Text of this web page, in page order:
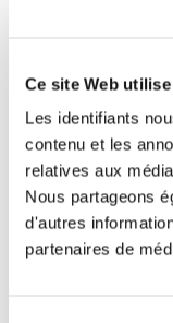
Ce site Web
Les identifiants
contenu et les
relatives aux
Nous partageons
d'autres
partenaires de
Click on a number
Effacer
Vérifier
Lettre
00:00